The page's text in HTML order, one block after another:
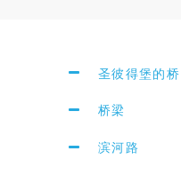
圣彼得堡的桥
桥梁
滨河路